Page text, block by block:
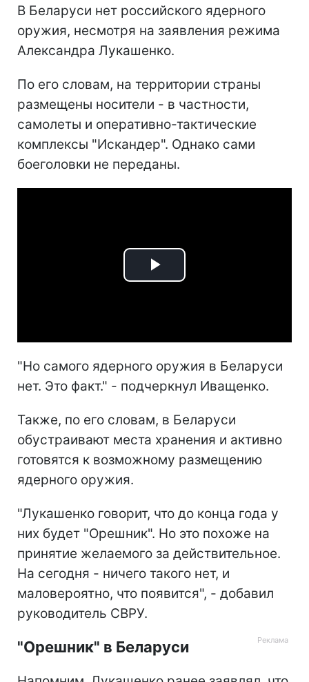
В Беларуси нет российского ядерного
оружия, несмотря на заявления режима
Александра Лукашенко.
По его словам, на территории страны
размещены носители - в частности,
самолеты и оперативно-тактические
комплексы "Искандер". Однако сами
боеголовки не переданы.
Play
"Но самого ядерного оружия в Беларуси
нет. Это факт." - подчеркнул Иващенко.
Также, по его словам, в Беларуси
обустраивают места хранения и активно
готовятся к возможному размещению
ядерного оружия.
"Лукашенко говорит, что до конца года у
них будет "Орешник". Но это похоже на
принятие желаемого за действительное.
На сегодня - ничего такого нет, и
маловероятно, что появится", - добавил
руководитель СВРУ.
"Орешник" в Беларуси